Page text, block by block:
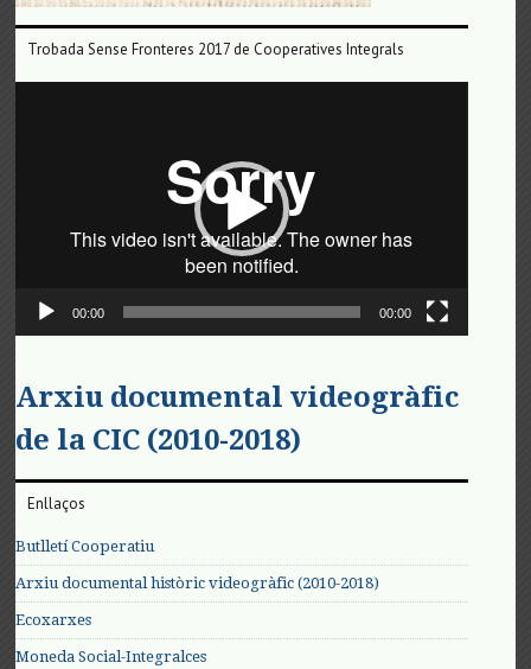
Trobada Sense Fronteres 2017 de Cooperatives Integrals
00:00 00:00
Arxiu documental videogràfic
de la CIC (2010-2018)
Enllaços
Butlletí Cooperatiu
Arxiu documental històric videogràfic (2010-2018)
Ecoxarxes
Moneda Social-Integralces